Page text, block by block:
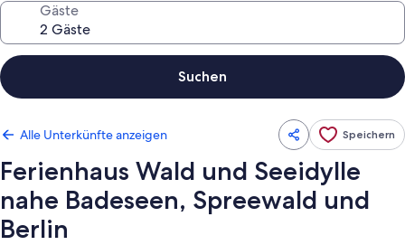
Gäste
Suchen
Alle Unterkünfte anzeigen Speichern
Ferienhaus Wald und Seeidylle
nahe Badeseen, Spreewald und
Berlin